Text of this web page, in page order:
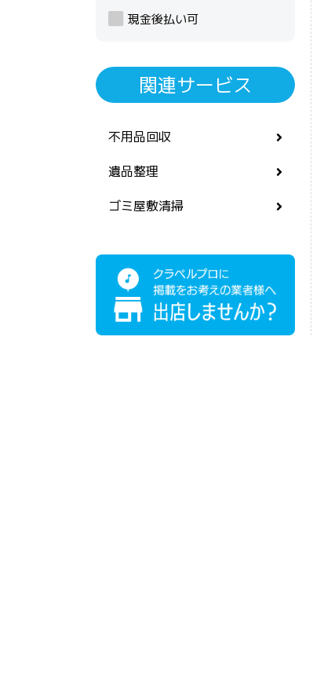
現金後払い可
関連サービス
不用品回収
遺品整理
ゴミ屋敷清掃